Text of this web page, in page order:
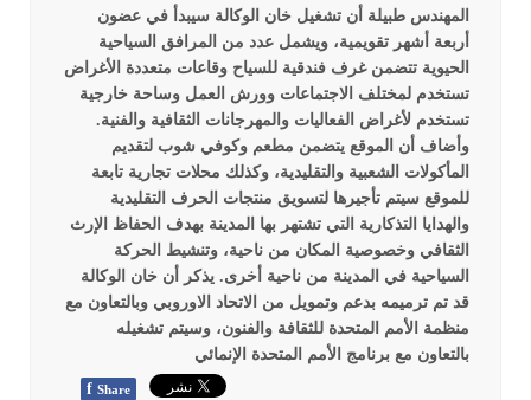
المهندس طبيلة أن تشغيل خان الوكالة سيبدأ في عضون
أربعة أشهر تقويمية، ويشمل عدد من المرافق السياحية
الحيوية تتضمن غرف فندقية للسياح وقاعات متعددة الأغراض
تستخدم لمختلف الاجتماعات وورش العمل وساحة خارجية
تستخدم لأغراض الفعاليات والمهرجانات الثقافية والفنية.
وأضاف أن الموقع يتضمن مطعم وكوفي شوب لتقديم
المأكولات الشعبية والتقليدية، وكذلك محلات تجارية تابعة
للموقع سيتم تأجيرها لتسويق منتجات الحرف التقليدية
والهدايا التذكارية التي تشتهر بها المدينة بهدف الحفاظ الإرث
الثقافي وخصوصية المكان من ناحية، وتنشيط الحركة
السياحية في المدينة من ناحية أخرى. يذكر أن خان الوكالة
قد تم ترميمه بدعم وتمويل من الاتحاد الاوروبي وبالتعاون مع
منظمة الأمم المتحدة للثقافة والفنون، وسيتم تشغيله
بالتعاون مع برنامج الأمم المتحدة الإنمائي
f Share